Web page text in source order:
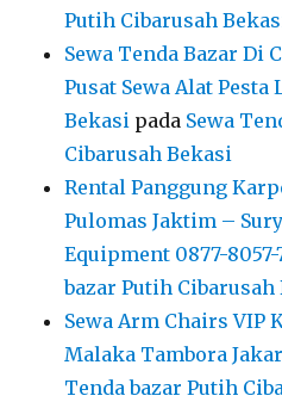
Putih Cibarusah
Sewa Tenda Bazar Di
Pusat Sewa Alat Pesta
Bekasi pada Sewa
Cibarusah Bekasi
Rental Panggung
Pulomas Jaktim –
Equipment 0877-8057-
bazar Putih Cibarusah
Sewa Arm Chairs VIP
Malaka Tambora
Tenda bazar Putih